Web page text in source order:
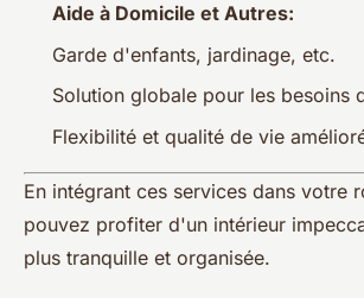
Aide à Domicile et Autres:
Garde d'enfants, jardinage, etc.
Solution globale pour les besoins
Flexibilité et qualité de vie
En intégrant ces services dans votre
pouvez profiter d'un intérieur
plus tranquille et organisée.